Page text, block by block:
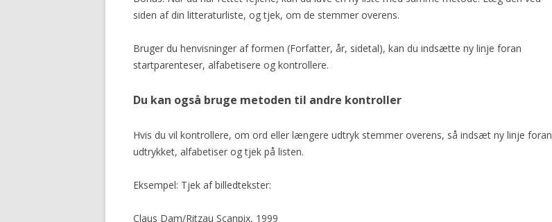
siden af din litteraturliste, og tjek, om de stemmer overens.
Bruger du henvisninger af formen (Forfatter, år, sidetal), kan du indsætte ny linje foran
startparenteser, alfabetisere og kontrollere.
Du kan også bruge metoden til andre kontroller
Hvis du vil kontrollere, om ord eller længere udtryk stemmer overens, så indsæt ny linje foran
udtrykket, alfabetiser og tjek på listen.
Eksempel: Tjek af billedtekster:
Claus Dam/Ritzau Scanpix, 1999